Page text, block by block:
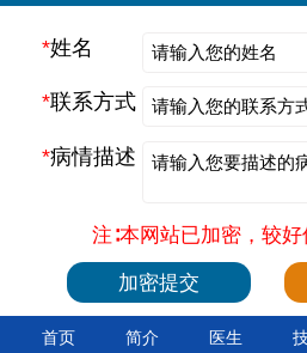
*姓名
*联系方式
*病情描述
注∶本网站已加密，较好
首页 简介 医生